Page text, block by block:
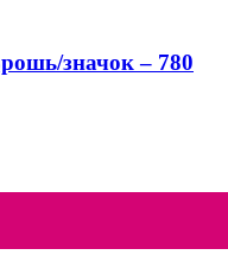
значок – 780